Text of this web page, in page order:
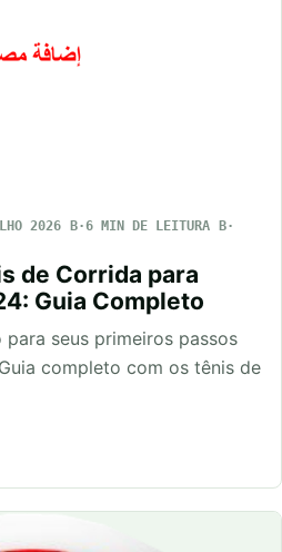
2026
6 MIN DE LEITURA
de Corrida para
Guia Completo
seus primeiros passos
completo com os tênis de